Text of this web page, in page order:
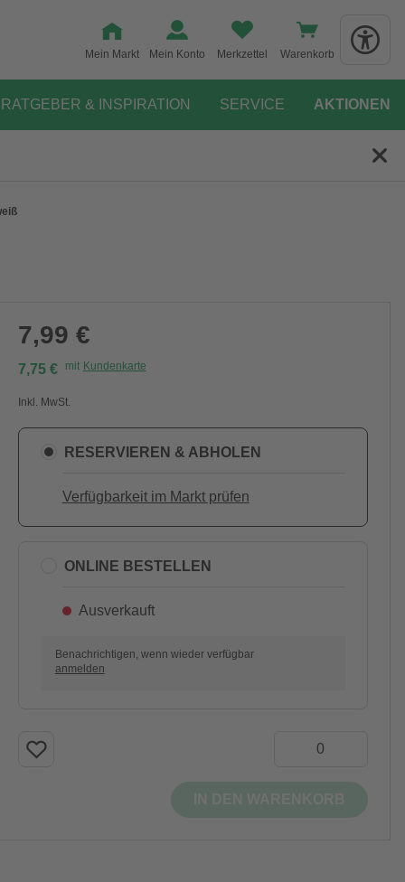
Mein Markt Mein Konto Merkzettel Warenkorb
RATGEBER & INSPIRATION SERVICE AKTIONEN
7,99 €
7,75 € mit Kundenkarte
Inkl. MwSt.
RESERVIEREN & ABHOLEN
Verfügbarkeit im Markt prüfen
ONLINE BESTELLEN
Ausverkauft
Benachrichtigen, wenn wieder verfügbar
anmelden